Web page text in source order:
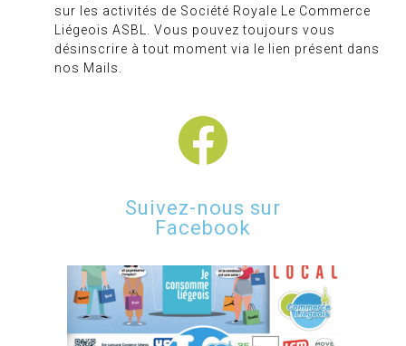
sur les activités de Société Royale Le Commerce
Liégeois ASBL. Vous pouvez toujours vous
désinscrire à tout moment via le lien présent dans
nos Mails.
Suivez-nous sur
Facebook